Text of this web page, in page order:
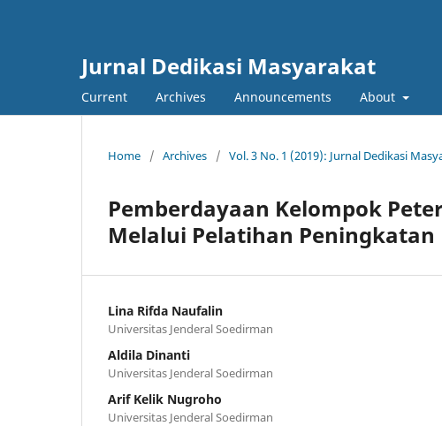
Jurnal Dedikasi Masyarakat
Current Archives Announcements About
Home / Archives / Vol. 3 No. 1 (2019): Jurnal Dedikasi
Pemberdayaan Kelompok
Melalui Pelatihan Peningkatan
Lina Rifda Naufalin
Universitas Jenderal Soedirman
Aldila Dinanti
Universitas Jenderal Soedirman
Arif Kelik Nugroho
Universitas Jenderal Soedirman